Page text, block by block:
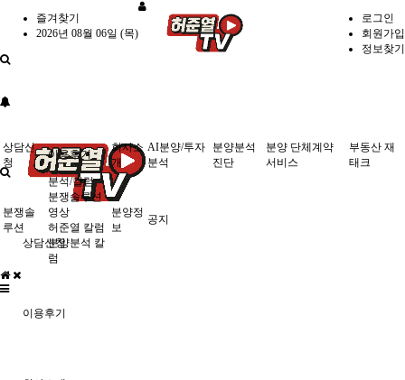
즐겨찾기
2026년 08월 06일 (목)
로그인
회원가입
정보찾기
상담신청
이용후기
상담신
청
이용후기
회사소
개
AI분양/투자
분석
분양분석
진단
분양 단체계약
서비스
부동산 재
태크
분쟁솔
루션
분석/칼럼
분쟁솔루션
영상
허준열 칼럼
분양분석 칼
럼
분양정
보
공지